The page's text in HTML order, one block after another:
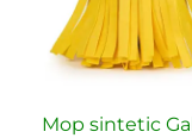
Mop sintetic